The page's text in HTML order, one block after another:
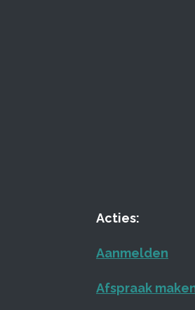
Acties:
Aanmelden
Afspraak